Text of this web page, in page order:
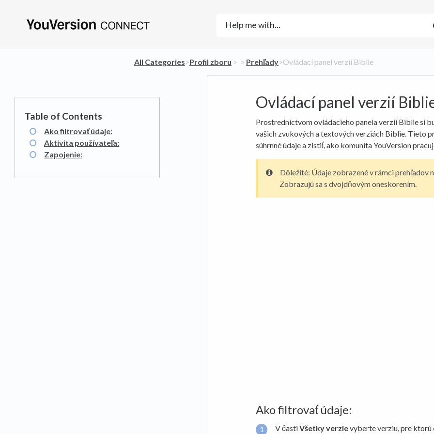
All Categories​>​​Profil zboru ​ > ​ ​ > ​ ​Prehľady​>​ Ovládací panel verzií Biblie
Ovládací panel verzií
Ako filtrovať údaje:
Aktivita používateľa:
Zapojenie:
Prostredníctvom ovládacieho panela verzií Biblie si
vašich zvukových a textových verziách Biblie. Tieto
súhrnné údaje a zistiť, ako komunita YouVersion
Dôležité: Údaje zobrazené v rámci prehľadov
Zobrazujú sa s dvojdňovým oneskorením.
Ako filtrovať údaje:
V častiVšetky verzievyberte verziu, pre ktorú